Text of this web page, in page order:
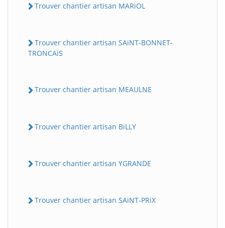
Trouver chantier artisan MARiOL
Trouver chantier artisan SAiNT-BONNET-
TRONCAiS
Trouver chantier artisan MEAULNE
Trouver chantier artisan BiLLY
Trouver chantier artisan YGRANDE
Trouver chantier artisan SAiNT-PRiX